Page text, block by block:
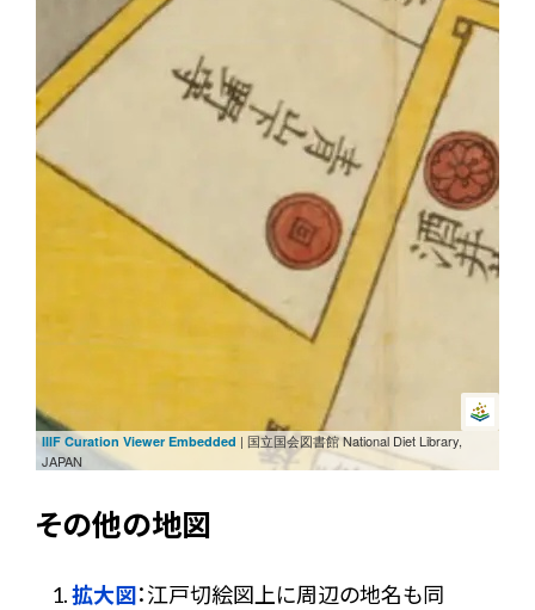
IIIF Curation Viewer Embedded | 国立国会図書館 National Diet Library,
JAPAN
その他の地図
拡大図：江戸切絵図上に周辺の地名も同